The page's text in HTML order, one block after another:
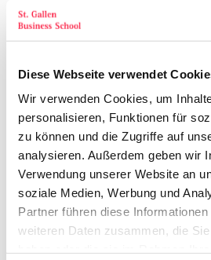
Diese Webseite verwendet
Wir verwenden Cookies, um
personalisieren, Funktionen für
zu können und die Zugriffe auf
analysieren. Außerdem geben wir
Verwendung unserer Website an
soziale Medien, Werbung und
Partner führen diese
weiteren Daten zusammen, die
Mehr Informationen über
Projekte